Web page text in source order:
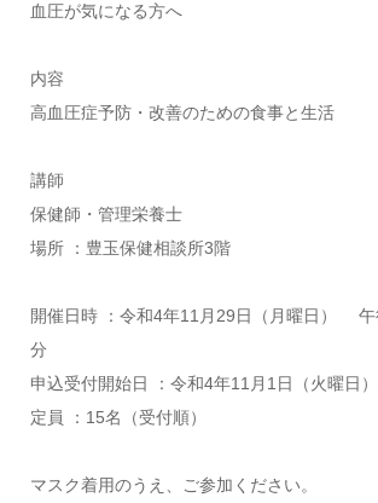
血圧が気になる方へ
内容
高血圧症予防・改善のための食事と生活
講師
保健師・管理栄養士
場所 ：豊玉保健相談所3階
開催日時 ：令和4年11月29日（月曜日） 午
分
申込受付開始日 ：令和4年11月1日（火曜日
定員 ：15名（受付順）
マスク着用のうえ、ご参加ください。